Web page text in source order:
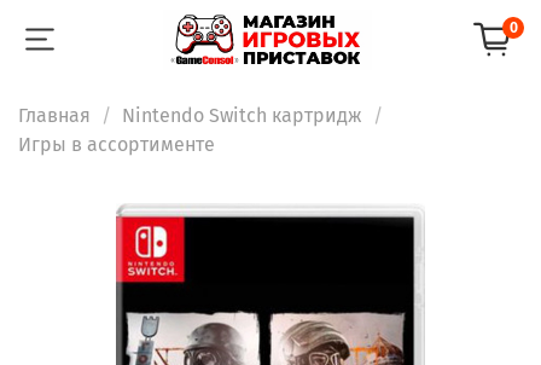
0
Главная
Nintendo Switch картридж
Игры в ассортименте